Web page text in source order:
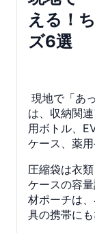
える！
ズ6選
現地で「あ
は、収納関
用ボトル、
ケース、薬用
圧縮袋は衣
ケースの容
材ポーチは
具の携帯にも